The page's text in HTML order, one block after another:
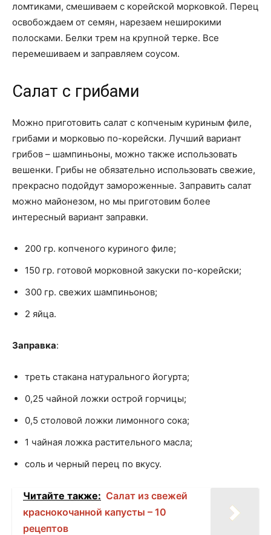
ломтиками, смешиваем с корейской морковкой. Перец
освобождаем от семян, нарезаем неширокими
полосками. Белки трем на крупной терке. Все
перемешиваем и заправляем соусом.
Салат с грибами
Можно приготовить салат с копченым куриным филе,
грибами и морковью по-корейски. Лучший вариант
грибов – шампиньоны, можно также использовать
вешенки. Грибы не обязательно использовать свежие,
прекрасно подойдут замороженные. Заправить салат
можно майонезом, но мы приготовим более
интересный вариант заправки.
200 гр. копченого куриного филе;
150 гр. готовой морковной закуски по-корейски;
300 гр. свежих шампиньонов;
2 яйца.
Заправка:
треть стакана натурального йогурта;
0,25 чайной ложки острой горчицы;
0,5 столовой ложки лимонного сока;
1 чайная ложка растительного масла;
соль и черный перец по вкусу.
Читайте также: Салат из свежей
краснокочанной капусты – 10
рецептов